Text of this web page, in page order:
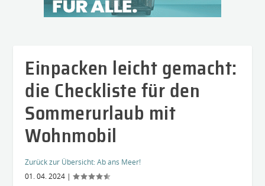
Einpacken leicht gemacht:
die Checkliste für den
Sommerurlaub mit
Wohnmobil
Zurück zur Übersicht:Ab ans Meer!
01. 04. 2024 |